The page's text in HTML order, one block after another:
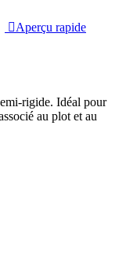
Aperçu rapide
rigide. Idéal pour
au plot et au